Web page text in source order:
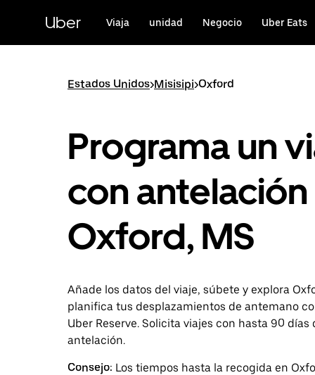
contenido
principal
Uber Viaja unidad Negocio Uber Eats
Estados Unidos>Misisipi>Oxford
Programa un
con antelación
Oxford, MS
Añade los datos del viaje, súbete y explora
planifica tus desplazamientos de antemano
Uber Reserve. Solicita viajes con hasta 90 días
antelación.
Consejo: Los tiempos hasta la recogida en